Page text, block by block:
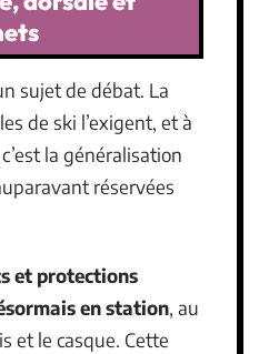
sujet de débat. La
de ski l’exigent, et à
la généralisation
réservées
et protections
en station, au
et le casque. Cette